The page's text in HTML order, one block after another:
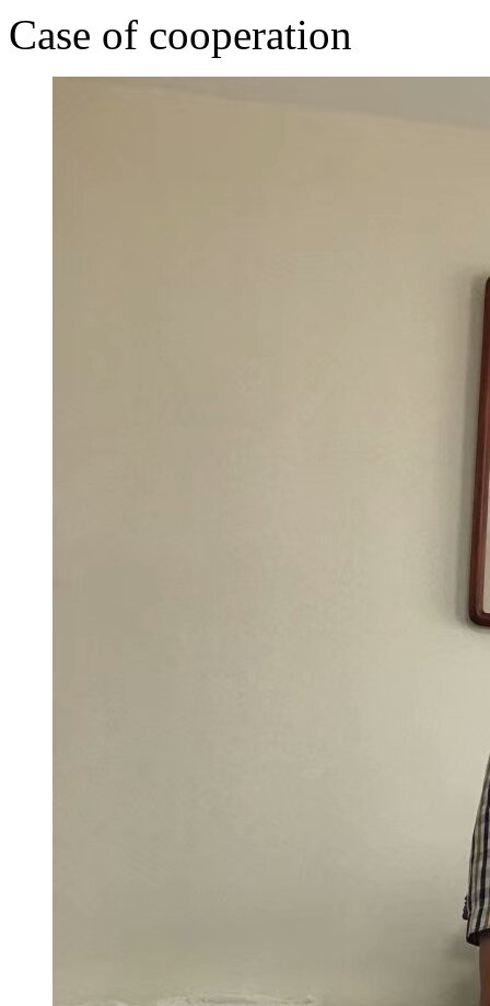
Case of cooperation